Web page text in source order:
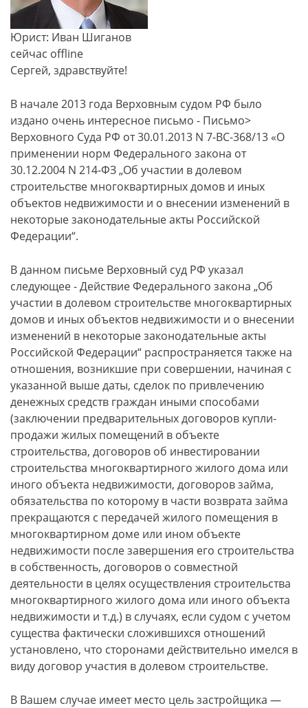
Юрист: Иван Шиганов
сейчас offline
Сергей, здравствуйте!
В начале 2013 года Верховным судом РФ было
издано очень интересное письмо - Письмо>
Верховного Суда РФ от 30.01.2013 N 7-ВС-368/13 «О
применении норм Федерального закона от
30.12.2004 N 214-ФЗ „Об участии в долевом
строительстве многоквартирных домов и иных
объектов недвижимости и о внесении изменений в
некоторые законодательные акты Российской
Федерации“.
В данном письме Верховный суд РФ указал
следующее - Действие Федерального закона „Об
участии в долевом строительстве многоквартирных
домов и иных объектов недвижимости и о внесении
изменений в некоторые законодательные акты
Российской Федерации“ распространяется также на
отношения, возникшие при совершении, начиная с
указанной выше даты, сделок по привлечению
денежных средств граждан иными способами
(заключении предварительных договоров купли-
продажи жилых помещений в объекте
строительства, договоров об инвестировании
строительства многоквартирного жилого дома или
иного объекта недвижимости, договоров займа,
обязательства по которому в части возврата займа
прекращаются с передачей жилого помещения в
многоквартирном доме или ином объекте
недвижимости после завершения его строительства
в собственность, договоров о совместной
деятельности в целях осуществления строительства
многоквартирного жилого дома или иного объекта
недвижимости и т.д.) в случаях, если судом с учетом
существа фактически сложившихся отношений
установлено, что сторонами действительно имелся в
виду договор участия в долевом строительстве.
В Вашем случае имеет место цель застройщика —